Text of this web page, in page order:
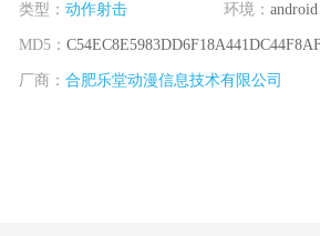
类型： 动作射击 环境： android
MD5：
厂商： 合肥乐堂动漫信息技术有限公司